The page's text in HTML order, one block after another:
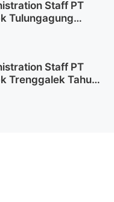
Staff PT
Tulungagung
Staff PT
Trenggalek Tahun